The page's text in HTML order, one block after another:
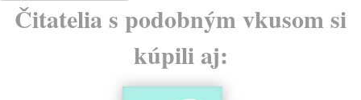
Čitatelia s podobným vkusom si
kúpili aj: